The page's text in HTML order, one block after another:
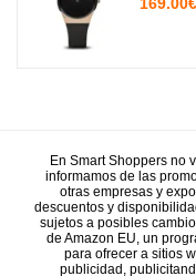
169.00€
En Smart Shoppers no
informamos de las
otras empresas y
descuentos y
sujetos a posibles
de Amazon EU, un
para ofrecer a sitios
publicidad,